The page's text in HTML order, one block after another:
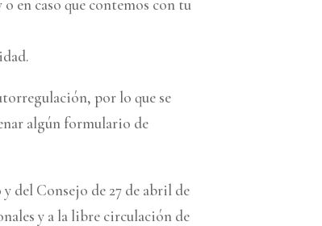
en caso que contemos con tu
por lo que se
algún formulario de
del Consejo de 27 de abril de
y a la libre circulación de